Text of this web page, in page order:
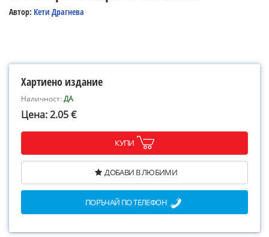
Автор: Кети Драгнева
Хартиено издание
Наличност:ДА
Цена: 2.05 €
КУПИ
ДОБАВИ В ЛЮБИМИ
ПОРЪЧАЙ ПО ТЕЛЕФОН